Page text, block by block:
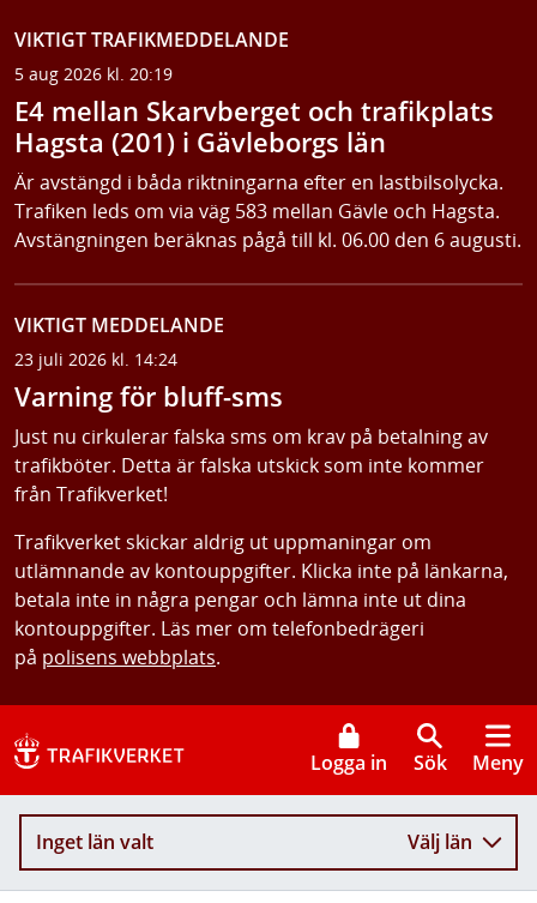
VIKTIGT TRAFIKMEDDELANDE
5 aug 2026 kl. 20:19
E4 mellan Skarvberget och trafikplats
Hagsta (201) i Gävleborgs län
Är avstängd i båda riktningarna efter en lastbilsolycka.
Trafiken leds om via väg 583 mellan Gävle och Hagsta.
Avstängningen beräknas pågå till kl. 06.00 den 6 augusti.
VIKTIGT MEDDELANDE
23 juli 2026 kl. 14:24
Varning för bluff-sms
Just nu cirkulerar falska sms om krav på betalning av
trafikböter. Detta är falska utskick som inte kommer
från Trafikverket!
Trafikverket skickar aldrig ut uppmaningar om
utlämnande av kontouppgifter. Klicka inte på länkarna,
betala inte in några pengar och lämna inte ut dina
kontouppgifter. Läs mer om telefonbedrägeri
på polisens webbplats.
Logga in Sök Meny
Inget län valt Välj län